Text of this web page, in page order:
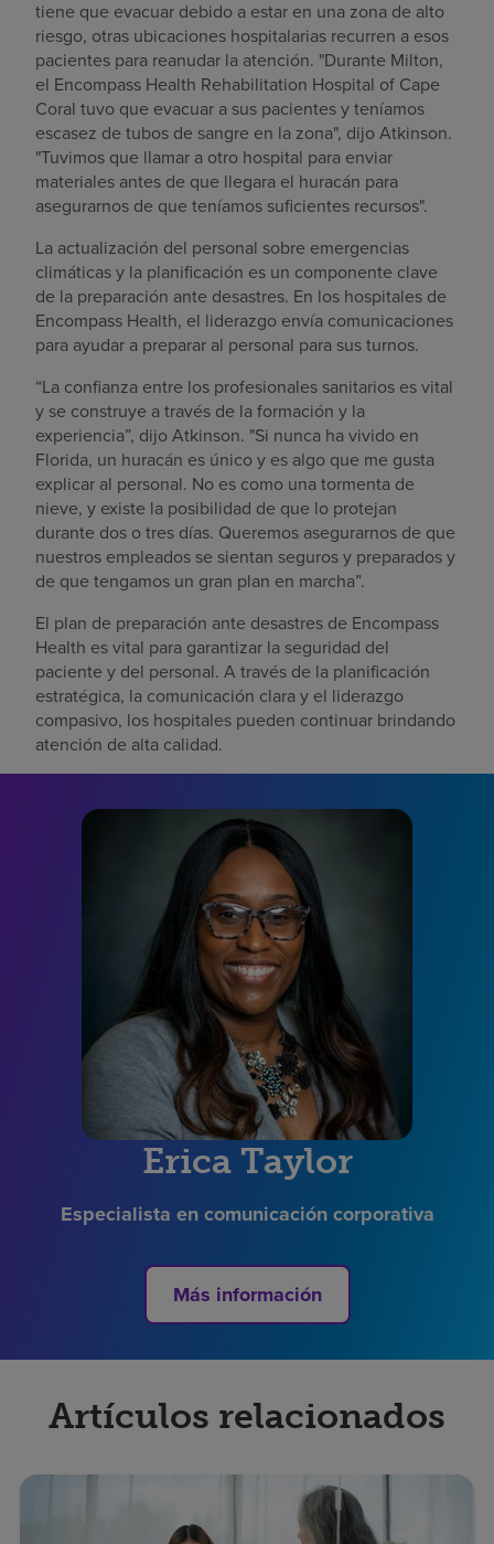
tiene que evacuar debido a estar en una zona de alto
riesgo, otras ubicaciones hospitalarias recurren a esos
pacientes para reanudar la atención. "Durante Milton,
el Encompass Health Rehabilitation Hospital of Cape
Coral tuvo que evacuar a sus pacientes y teníamos
escasez de tubos de sangre en la zona", dijo Atkinson.
"Tuvimos que llamar a otro hospital para enviar
materiales antes de que llegara el huracán para
asegurarnos de que teníamos suficientes recursos".
La actualización del personal sobre emergencias
climáticas y la planificación es un componente clave
de la preparación ante desastres. En los hospitales de
Encompass Health, el liderazgo envía comunicaciones
para ayudar a preparar al personal para sus turnos.
“La confianza entre los profesionales sanitarios es vital
y se construye a través de la formación y la
experiencia”, dijo Atkinson. "Si nunca ha vivido en
Florida, un huracán es único y es algo que me gusta
explicar al personal. No es como una tormenta de
nieve, y existe la posibilidad de que lo protejan
durante dos o tres días. Queremos asegurarnos de que
nuestros empleados se sientan seguros y preparados y
de que tengamos un gran plan en marcha”.
El plan de preparación ante desastres de Encompass
Health es vital para garantizar la seguridad del
paciente y del personal. A través de la planificación
estratégica, la comunicación clara y el liderazgo
compasivo, los hospitales pueden continuar brindando
atención de alta calidad.
Erica Taylor
Especialista en comunicación corporativa
Más información
Artículos relacionados